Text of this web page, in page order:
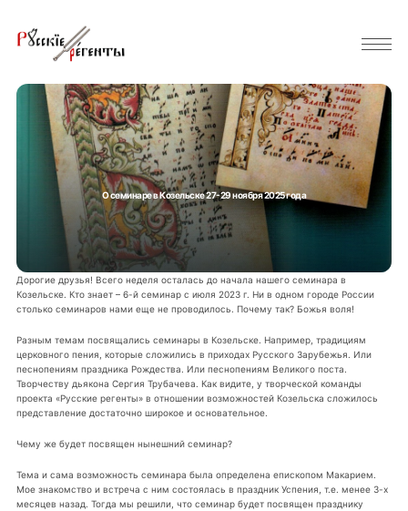
О семинаре в Козельске 27-29 ноября 2025 года
Дорогие друзья! Всего неделя осталась до начала нашего семинара в
Козельске. Кто знает – 6-й семинар с июля 2023 г. Ни в одном городе России
столько семинаров нами еще не проводилось. Почему так? Божья воля!
Разным темам посвящались семинары в Козельске. Например, традициям
церковного пения, которые сложились в приходах Русского Зарубежья. Или
песнопениям праздника Рождества. Или песнопениям Великого поста.
Творчеству дьякона Сергия Трубачева. Как видите, у творческой команды
проекта «Русские регенты» в отношении возможностей Козельска сложилось
представление достаточно широкое и основательное.
Чему же будет посвящен нынешний семинар?
Тема и сама возможность семинара была определена епископом Макарием.
Мое знакомство и встреча с ним состоялась в праздник Успения, т.е. менее 3-х
месяцев назад. Тогда мы решили, что семинар будет посвящен празднику